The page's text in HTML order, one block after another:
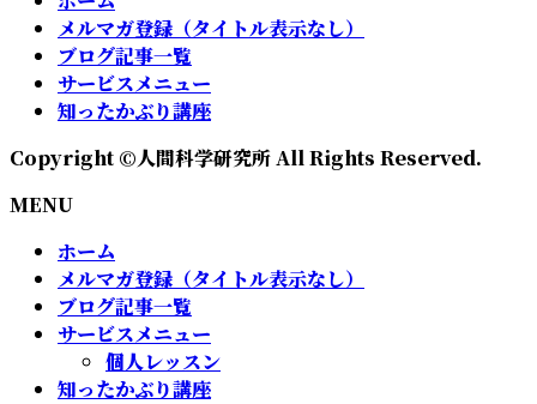
メルマガ登録（タイトル表示なし）
ブログ記事一覧
サービスメニュー
知ったかぶり講座
Copyright ©人間科学研究所 All Rights Reserved.
MENU
ホーム
メルマガ登録（タイトル表示なし）
ブログ記事一覧
サービスメニュー
個人レッスン
知ったかぶり講座